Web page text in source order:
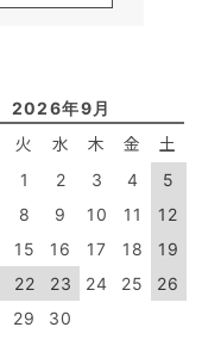
2026年9月
火 水 木 金 土
1 2 3 4
5
8 9 10 11
12
15 16 17 18
19
22 23 24 25
26
29 30